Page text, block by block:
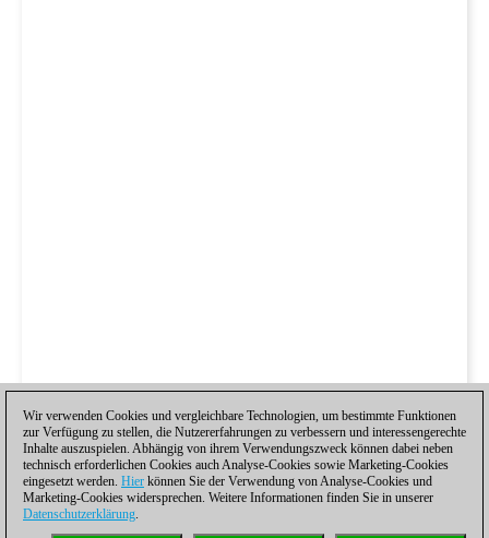
Wir verwenden Cookies und vergleichbare Technologien, um bestimmte Funktionen
zur Verfügung zu stellen, die Nutzererfahrungen zu verbessern und interessengerechte
Inhalte auszuspielen. Abhängig von ihrem Verwendungszweck können dabei neben
technisch erforderlichen Cookies auch Analyse-Cookies sowie Marketing-Cookies
eingesetzt werden. Hier können Sie der Verwendung von Analyse-Cookies und
Marketing-Cookies widersprechen. Weitere Informationen finden Sie in unserer
Datenschutzerklärung.